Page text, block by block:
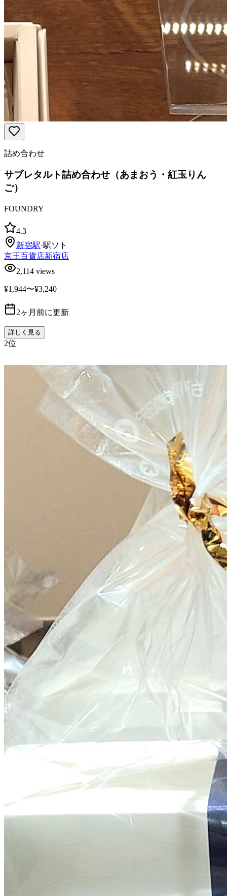
詰め合わせ
サブレタルト詰め合わせ（あまおう・紅玉りん
ご）
FOUNDRY
4.3
新宿駅·駅ソト
京王百貨店新宿店
2,114 views
¥1,944〜¥3,240
2ヶ月前に更新
詳しく見る
2位